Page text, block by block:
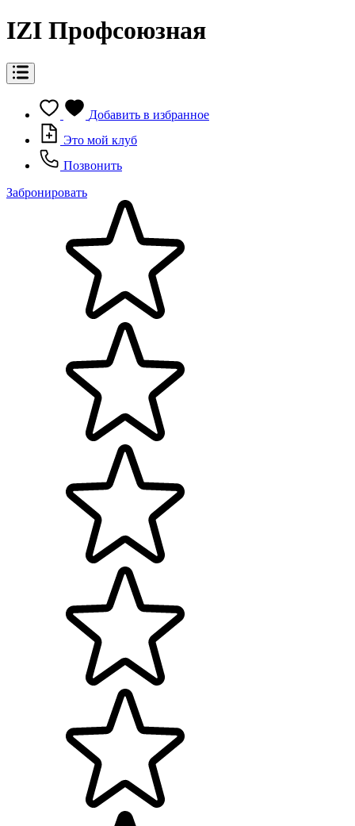
IZI Профсоюзная
Добавить в избранное
Это мой клуб
Позвонить
Забронировать